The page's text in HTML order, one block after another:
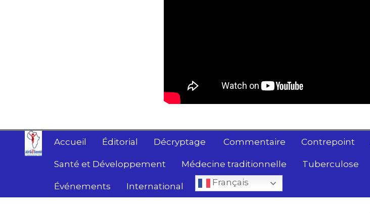
Accueil Éditorial Décryptage Commentaire Contrepoint
Santé et Développement Médecine traditionnelle Tuberculose
Événements International Français